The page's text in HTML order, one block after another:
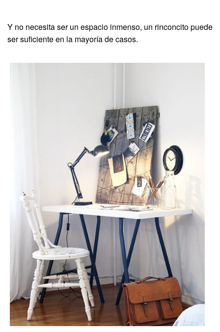
Y no necesita ser un espacio inmenso, un rinconcito puede
ser suficiente en la mayoría de casos.